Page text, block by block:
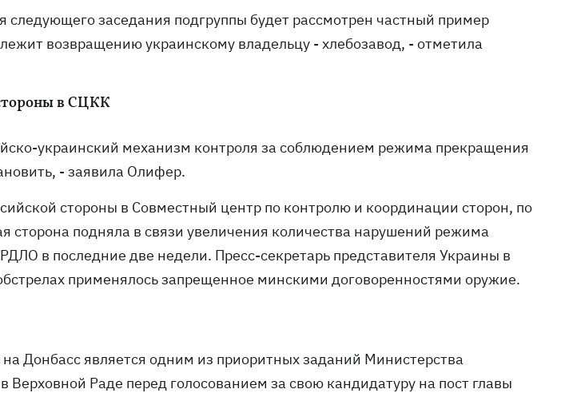
следующего заседания подгруппы будет рассмотрен частный пример
возвращению украинскому владельцу - хлебозавод, - отметила
в СЦКК
украинский механизм контроля за соблюдением режима прекращения
- заявила Олифер.
стороны в Совместный центр по контролю и координации сторон, по
сторона подняла в связи увеличения количества нарушений режима
в последние две недели. Пресс-секретарь представителя Украины в
применялось запрещенное минскими договоренностями оружие.
Донбасс является одним из приоритных заданий Министерства
Верховной Раде перед голосованием за свою кандидатуру на пост главы